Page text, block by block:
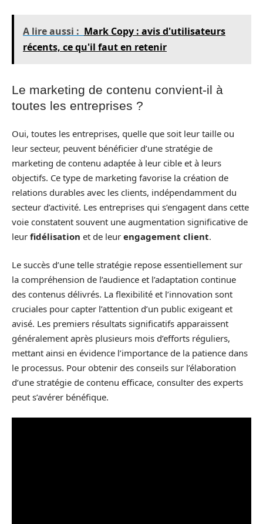
A lire aussi : Mark Copy : avis d'utilisateurs
récents, ce qu'il faut en retenir
Le marketing de contenu convient-il à
toutes les entreprises ?
Oui, toutes les entreprises, quelle que soit leur taille ou
leur secteur, peuvent bénéficier d’une stratégie de
marketing de contenu adaptée à leur cible et à leurs
objectifs. Ce type de marketing favorise la création de
relations durables avec les clients, indépendamment du
secteur d’activité. Les entreprises qui s’engagent dans cette
voie constatent souvent une augmentation significative de
leur fidélisation et de leur engagement client.
Le succès d’une telle stratégie repose essentiellement sur
la compréhension de l’audience et l’adaptation continue
des contenus délivrés. La flexibilité et l’innovation sont
cruciales pour capter l’attention d’un public exigeant et
avisé. Les premiers résultats significatifs apparaissent
généralement après plusieurs mois d’efforts réguliers,
mettant ainsi en évidence l’importance de la patience dans
le processus. Pour obtenir des conseils sur l’élaboration
d’une stratégie de contenu efficace, consulter des experts
peut s’avérer bénéfique.